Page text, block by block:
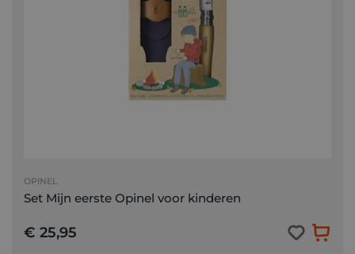
OPINEL
Set Mijn eerste Opinel voor kinderen
€ 25,95